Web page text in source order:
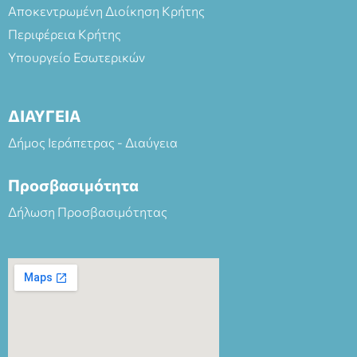
Αποκεντρωμένη Διοίκηση Κρήτης
Περιφέρεια Κρήτης
Υπουργείο Εσωτερικών
ΔΙΑΥΓΕΙΑ
Δήμος Ιεράπετρας - Διαύγεια
Προσβασιμότητα
Δήλωση Προσβασιμότητας